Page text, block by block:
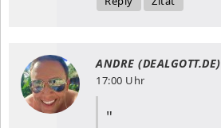
ANDRE (DEALGOTT.DE)
17:00 Uhr